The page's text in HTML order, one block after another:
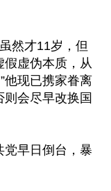
然才11岁，但
假虚伪本质，从
他现已携家眷离
则会尽早改换国
党早日倒台，暴